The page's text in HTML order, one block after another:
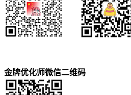
金牌优化师微信二维码